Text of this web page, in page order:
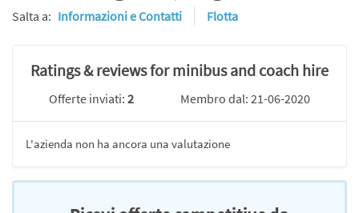
Salta a: Informazioni e Contatti Flotta
Ratings & reviews for minibus and coach hire
Offerte inviati: 2 Membro dal: 21-06-2020
L'azienda non ha ancora una valutazione